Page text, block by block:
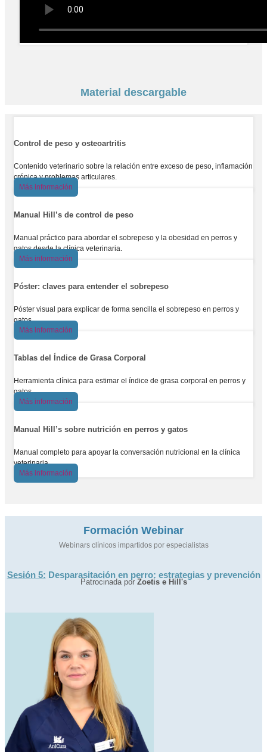
Material descargable
Control de peso y osteoartritis
Contenido veterinario sobre la relación entre exceso de peso, inflamación
crónica y problemas articulares.
Más información
Manual Hill’s de control de peso
Manual práctico para abordar el sobrepeso y la obesidad en perros y
gatos desde la clínica veterinaria.
Más información
Póster: claves para entender el sobrepeso
Póster visual para explicar de forma sencilla el sobrepeso en perros y
gatos.
Más información
Tablas del Índice de Grasa Corporal
Herramienta clínica para estimar el índice de grasa corporal en perros y
gatos.
Más información
Manual Hill’s sobre nutrición en perros y gatos
Manual completo para apoyar la conversación nutricional en la clínica
veterinaria.
Más información
Formación Webinar
Webinars clínicos impartidos por especialistas
Sesión 5: Desparasitación en perro: estrategias y prevención
Patrocinada por Zoetis e Hill's